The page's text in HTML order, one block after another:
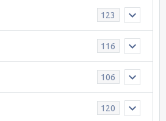
123
116
106
120